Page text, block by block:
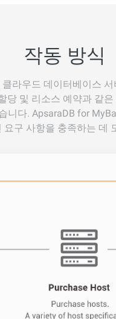
작동 방식
라우드 데이터베이스
당 및 리소스 예약과 같
니다. ApsaraDB for
요구 사항을 충족하는 데